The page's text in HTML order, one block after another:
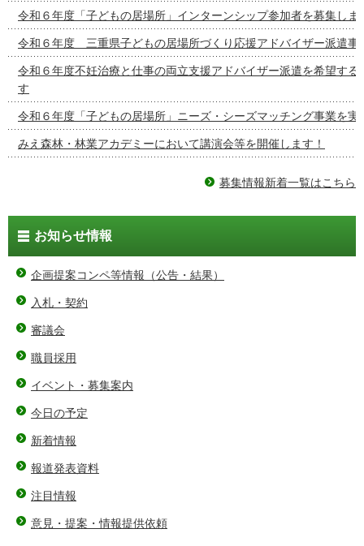
令和６年度「子どもの居場所」インターンシップ参加者を募集しま
令和６年度 三重県子どもの居場所づくり応援アドバイザー派遣事
令和６年度不妊治療と仕事の両立支援アドバイザー派遣を希望する
す
令和６年度「子どもの居場所」ニーズ・シーズマッチング事業を実
みえ森林・林業アカデミーにおいて講演会等を開催します！
募集情報新着一覧はこちら
お知らせ情報
企画提案コンペ等情報（公告・結果）
入札・契約
審議会
職員採用
イベント・募集案内
今日の予定
新着情報
報道発表資料
注目情報
意見・提案・情報提供依頼